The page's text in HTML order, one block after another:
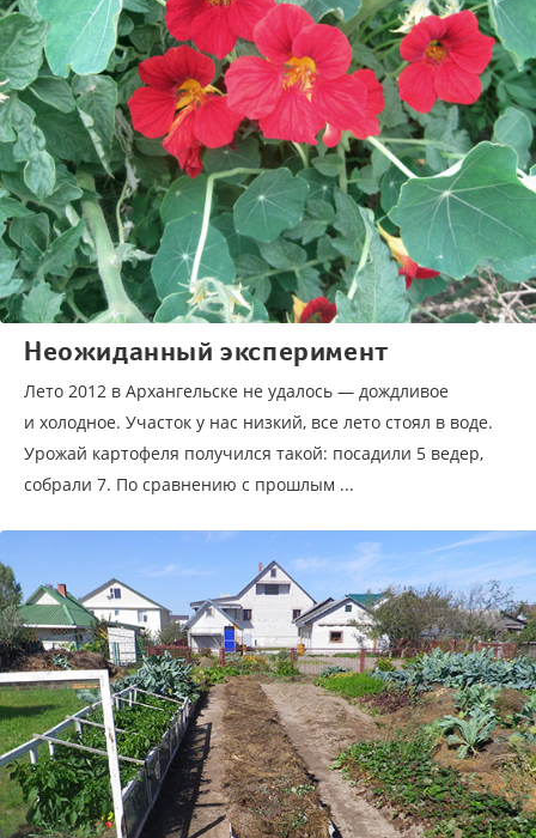
Неожиданный эксперимент
Лето 2012 в Архангельске не удалось — дождливое
и холодное. Участок у нас низкий, все лето стоял в воде.
Урожай картофеля получился такой: посадили 5 ведер,
собрали 7. По сравнению с прошлым ...